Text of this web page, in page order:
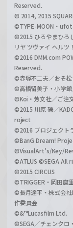
Reserved.
© 2014, 2015
©TYPE-MOON・
©2015 ひろやまひろ
リヤ ツヴァイ ヘルツ
©2016 DMM.com
Reserved.
©赤塚不二夫／おそ
©高橋留美子・小学
©Koi・芳文社／ご注
©2015 川原 礫／
roject
©2016 プロジェクト
©BanG Dream!
©VisualArt's/Key/
©ATLUS ©SEGA All
©2015 CIRCUS
©TRIGGER・岡田麿
©長月達平・株式会社
作委員会
©&™Lucasfilm Ltd.
©SEGA／チェンクロ